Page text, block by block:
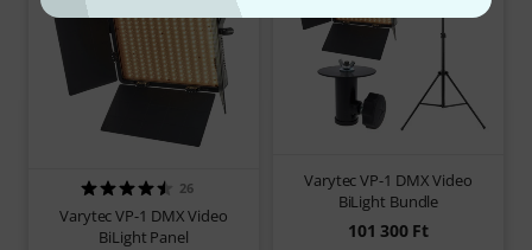
26
Varytec VP-1 DMX Video
BiLight Panel
Varytec VP-1 DMX Video
BiLight Bundle
101 300 Ft